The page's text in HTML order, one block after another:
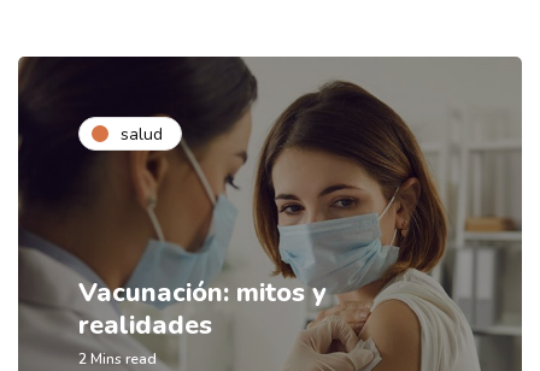
salud
Vacunación: mitos y
realidades
2 Mins read